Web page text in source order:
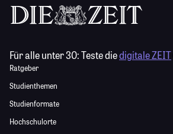
Für alle unter 30:Teste diedigitale ZEIT
Ratgeber
Studienthemen
Studienformate
Hochschulorte